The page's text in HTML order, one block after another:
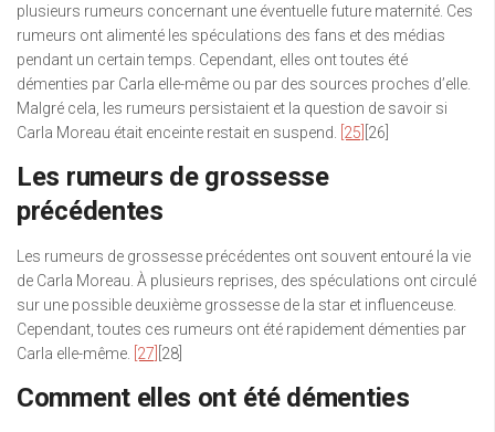
plusieurs rumeurs concernant une éventuelle future maternité. Ces
rumeurs ont alimenté les spéculations des fans et des médias
pendant un certain temps. Cependant, elles ont toutes été
démenties par Carla elle-même ou par des sources proches d’elle.
Malgré cela, les rumeurs persistaient et la question de savoir si
Carla Moreau était enceinte restait en suspend.
[25] [26]
Les rumeurs de grossesse
précédentes
Les rumeurs de grossesse précédentes ont souvent entouré la vie
de Carla Moreau. À plusieurs reprises, des spéculations ont circulé
sur une possible deuxième grossesse de la star et influenceuse.
Cependant, toutes ces rumeurs ont été rapidement démenties par
Carla elle-même.
[27] [28]
Comment elles ont été démenties